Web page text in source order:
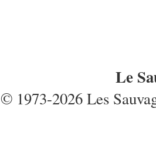
Le
© 1973-2026 Les